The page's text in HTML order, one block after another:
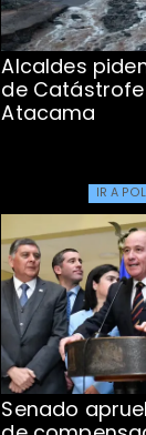
Alcaldes
de
Atacama
IR A
Senado